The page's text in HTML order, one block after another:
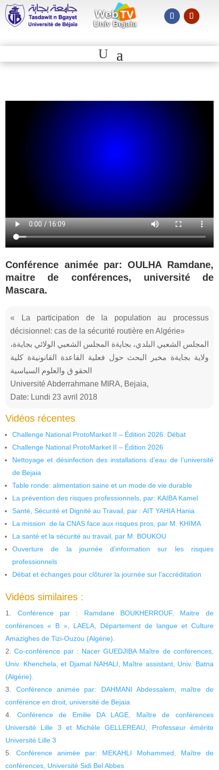
Conférence animée par: OULHA Ramdane,
maitre de conférences, université de
Mascara.
« La participation de la population au processus
décisionnel: cas de la sécurité routière en Algérie»
المجلس الشعبي البلدي، بجايةة المجلس الشعبي الولائي بجايةة،
ولاية بجايةة مخبر البحث حول فعلية القاعدة القانونيةة كلية
الحقو ق والعلوم السياسية
Université Abderrahmane MIRA, Bejaia,
Date: Lundi 23 avril 2018
Vidéos récentes
Challenge National ProtoMarket II – Édition 2026. Débat
Challenge National ProtoMarket II – Édition 2026
Nettoyage et désinfection des installations d’eau de l’université
de Bejaia
Table ronde: alimentation saine et un mode de vie durable
La prévention des risques professionnels, par: KAIBA Kamel
Santé, Sécurité et Dignité au Travail, par : AIT YAHIA Hania
La mission de la CNAS face aux risques pros, par M. KHIMA
La santé et la sécurité au travail, par M. BOUKOU
Ouverture de la journée d’information sur les risques
professionnels
Débat et échanges pour clôturer la journée sur l’accréditation
Vidéos similaires :
Conférence par : Ramdane BOUKHERROUF, Maitre de
conférences « B », LAELA, Département de langue et Culture
Amazighes de Tizi-Ouzou (Algérie).
Co-conférence par : Nacer GUEDJIBA Maître de conférences,
Univ. Khenchela, et Djamal NAHALI, Maître assistant, Univ. Batna
(Algérie).
Conférence animée par: DAHMANI Abdessalem, maître de
conférence en droit, université de Bejaia
Conférence de Emilie DA LAGE, Maître de conférences
Université Lille 3 et Michèle GELLEREAU, Professeur émérite
Université Lille 3
Conférence animée par: MEKAHLI Mohammed, Maître de
conférences, Université Sidi Bel Abbes